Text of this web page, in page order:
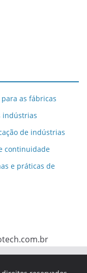
as fábricas
indústrias
de indústrias
continuidade
e práticas de